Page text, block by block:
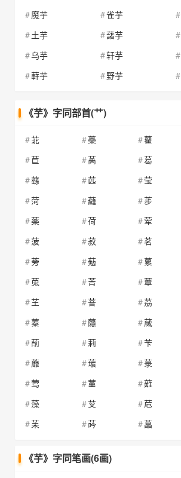
魔芋 雀芋
土芋
藷芋
乌芋
轩芋
蓒芋
野芋
《芋》字同部首(艹)
苝 蘽 藋
苣
萵 葛
蘨
苉 莹
菏
蘕 荹
薬
荷 荤
菠
菽 茗
蒡
葂 蔂
莵
菁 蕈
芏
萻 茘
蓁
蘟 蒇
萷
莉 苄
蘼
蘾 菉
莺
蓳 蘣
藻
芆 苊
苿
荶 藠
《芋》字同笔画(6画)